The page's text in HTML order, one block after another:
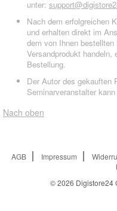
unter:
Nach dem erfolgreichen
und erhalten direkt im
dem von Ihnen
Versandprodukt handeln,
Bestellung.
Der Autor des gekauften
Seminarveranstalter
Nach oben
AGB Impressum
© 2026 Digistore24